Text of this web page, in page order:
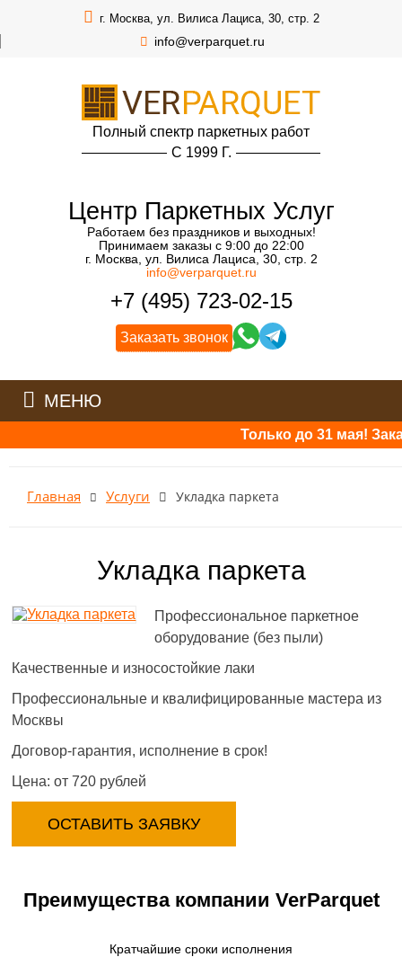
г. Москва, ул. Вилиса Лациса, 30, стр. 2
info@verparquet.ru
Полный спектр паркетных работ
С 1999 Г.
Центр Паркетных Услуг
Работаем без праздников и выходных!
Принимаем заказы с 9:00 до 22:00
г. Москва, ул. Вилиса Лациса, 30, стр. 2
info@verparquet.ru
+7 (495) 723-02-15
Заказать звонок
МЕНЮ
Только до 31 мая!
Главная Услуги Укладка паркета
Укладка паркета
Профессиональное паркетное
оборудование (без пыли)
Качественные и износостойкие лаки
Профессиональные и квалифицированные мастера из
Москвы
Договор-гарантия, исполнение в срок!
Цена: от 720 рублей
ОСТАВИТЬ ЗАЯВКУ
Преимущества компании VerParquet
Кратчайшие сроки исполнения